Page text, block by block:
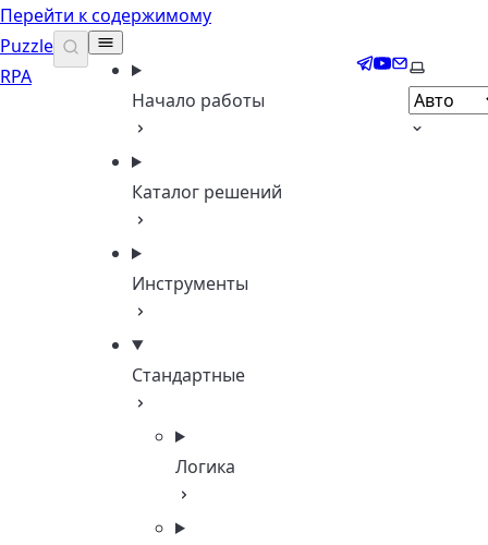
Перейти к содержимому
Puzzle
RPA
Начало работы
Каталог решений
Инструменты
Стандартные
Логика
Telegram
YouTube
Email